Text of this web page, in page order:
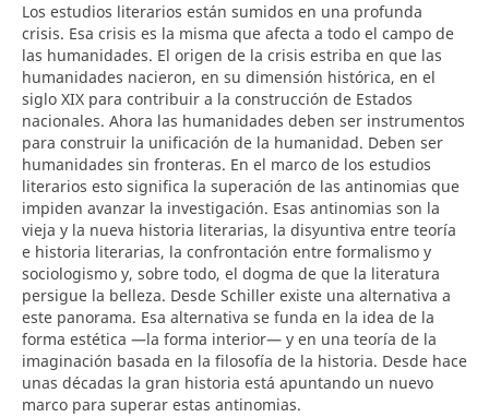
Los estudios literarios están sumidos en una profunda
crisis. Esa crisis es la misma que afecta a todo el campo de
las humanidades. El origen de la crisis estriba en que las
humanidades nacieron, en su dimensión histórica, en el
siglo XIX para contribuir a la construcción de Estados
nacionales. Ahora las humanidades deben ser instrumentos
para construir la unificación de la humanidad. Deben ser
humanidades sin fronteras. En el marco de los estudios
literarios esto significa la superación de las antinomias que
impiden avanzar la investigación. Esas antinomias son la
vieja y la nueva historia literarias, la disyuntiva entre teoría
e historia literarias, la confrontación entre formalismo y
sociologismo y, sobre todo, el dogma de que la literatura
persigue la belleza. Desde Schiller existe una alternativa a
este panorama. Esa alternativa se funda en la idea de la
forma estética —la forma interior— y en una teoría de la
imaginación basada en la filosofía de la historia. Desde hace
unas décadas la gran historia está apuntando un nuevo
marco para superar estas antinomias.